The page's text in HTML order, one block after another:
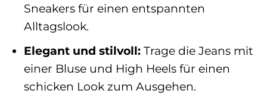
Sneakers für einen entspannten
Alltagslook.
Elegant und stilvoll:Trage die Jeans mit
einer Bluse und High Heels für einen
schicken Look zum Ausgehen.